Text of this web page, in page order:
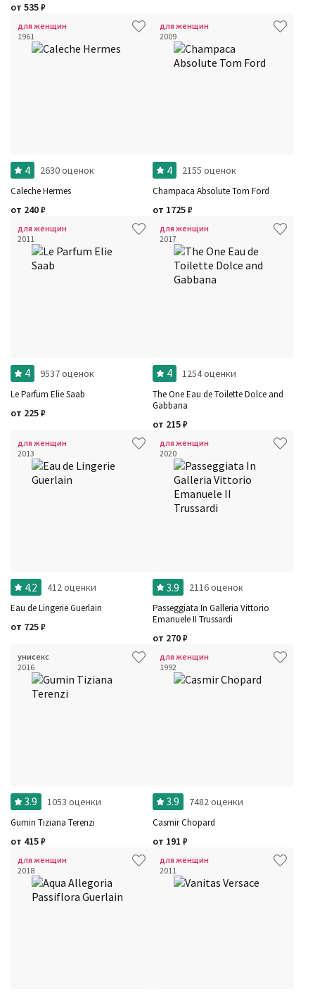
от 535₽
для женщин
1961
4 2630 оценок
Caleche Hermes
от 240₽
для женщин
2009
4 2155 оценок
Champaca Absolute Tom Ford
от 1725₽
для женщин
2011
4 9537 оценок
Le Parfum Elie Saab
от 225₽
для женщин
2017
4 1254 оценки
The One Eau de Toilette Dolce and
Gabbana
от 215₽
для женщин
2013
4.2 412 оценки
Eau de Lingerie Guerlain
от 725₽
для женщин
2020
3.9 2116 оценок
Passeggiata In Galleria Vittorio
Emanuele II Trussardi
от 270₽
унисекс
2016
3.9 1053 оценки
Gumin Tiziana Terenzi
от 415₽
для женщин
1992
3.9 7482 оценки
Casmir Chopard
от 191 ₽
для женщин
2018
для женщин
2011